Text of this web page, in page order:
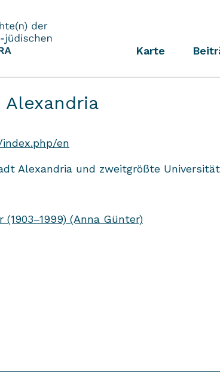
Karte
en
Alexandria und zweitgrößte
(1903–1999) (Anna Günter)